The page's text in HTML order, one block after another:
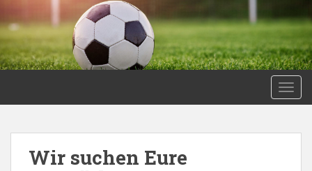
k
i
p
t
m
Wir suchen Eure